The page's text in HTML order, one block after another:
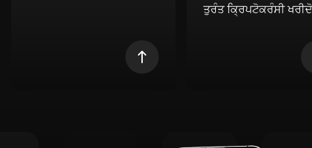
ਤੁਰੰਤ ਕ੍ਰਿਪਟੋਕਰੰਸੀ ਖਰੀਦੋ